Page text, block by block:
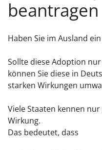
beantragen
Haben Sie im Ausland
Sollte diese Adoption
können Sie diese in
starken Wirkungen
Viele Staaten kennen
Wirkung.
Das bedeutet, dass